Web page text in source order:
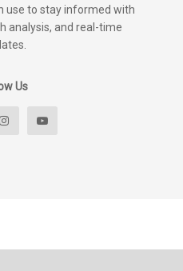
use to stay informed with
analysis, and real-time
Us